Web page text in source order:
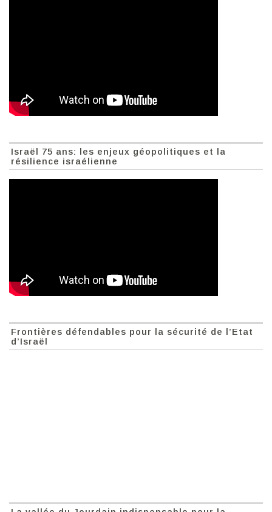
Israël 75 ans: les enjeux géopolitiques et la
résilience israélienne
Frontières défendables pour la sécurité de l’Etat
d’Israël